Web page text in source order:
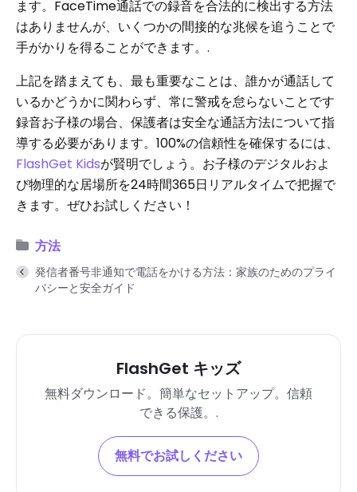
ます。FaceTime通話での録音を合法的に検出する方法
はありませんが、いくつかの間接的な兆候を追うことで
手がかりを得ることができます。.
上記を踏まえても、最も重要なことは、誰かが通話して
いるかどうかに関わらず、常に警戒を怠らないことです
録音お子様の場合、保護者は安全な通話方法について指
導する必要があります。100%の信頼性を確保するには、
FlashGet Kidsが賢明でしょう。お子様のデジタルおよ
び物理的な居場所を24時間365日リアルタイムで把握で
きます。ぜひお試しください！
方法
発信者番号非通知で電話をかける方法：家族のためのプライ
バシーと安全ガイド
FlashGet キッズ
無料ダウンロード。簡単なセットアップ。信頼
できる保護。.
無料でお試しください